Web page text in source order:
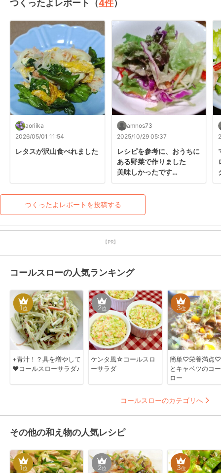
つくったよレポート（4件）
aoriika
2026/05/01 11:54
レタスが沢山食べれました
amnos73
2025/10/29 05:37
レシピを参考に、おうちに
ある野菜で作りました
美味しかったです
つくったよレポートを投稿する
【PR】
コールスローの人気ランキング
1位
+青汁！？具を増やして
❤コールスローサラダ♪
2位
ケンタ風☆コールスロ
ーサラダ
3位
簡単♡栄養満点
とキャベツのコ
ロー
コールスローのカテゴリへ
その他の和え物の人気レシピ
1位 2位 3位